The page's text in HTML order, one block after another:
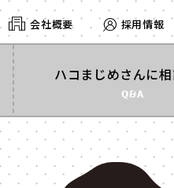
会社概要 採用情報
ハコまじめさんに相
Q&A
インロー式